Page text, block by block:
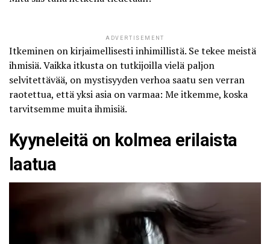
ADVERTISEMENT
Itkeminen on kirjaimellisesti inhimillistä. Se tekee meistä
ihmisiä. Vaikka itkusta on tutkijoilla vielä paljon
selvitettävää, on mystisyyden verhoa saatu sen verran
raotettua, että yksi asia on varmaa: Me itkemme, koska
tarvitsemme muita ihmisiä.
Kyyneleitä on kolmea erilaista
laatua